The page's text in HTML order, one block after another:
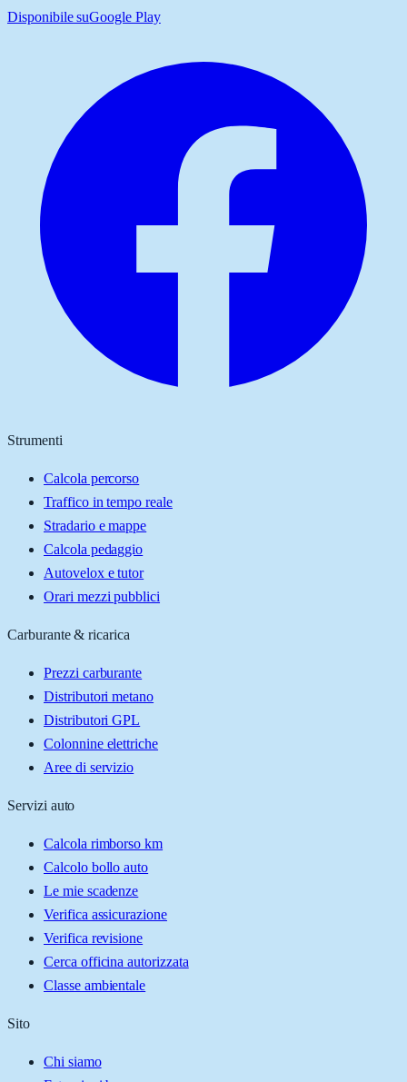
Disponibile suGoogle Play
Strumenti
Calcola percorso
Traffico in tempo reale
Stradario e mappe
Calcola pedaggio
Autovelox e tutor
Orari mezzi pubblici
Carburante & ricarica
Prezzi carburante
Distributori metano
Distributori GPL
Colonnine elettriche
Aree di servizio
Servizi auto
Calcola rimborso km
Calcolo bollo auto
Le mie scadenze
Verifica assicurazione
Verifica revisione
Cerca officina autorizzata
Classe ambientale
Sito
Chi siamo